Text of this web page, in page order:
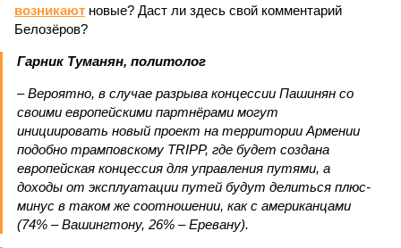
возникают новые? Даст ли здесь свой комментарий
Белозёров?
Гарник Туманян, политолог
– Вероятно, в случае разрыва концессии Пашинян со
своими европейскими партнёрами могут
инициировать новый проект на территории Армении
подобно трамповскому TRIPP, где будет создана
европейская концессия для управления путями, а
доходы от эксплуатации путей будут делиться плюс-
минус в таком же соотношении, как с американцами
(74% – Вашингтону, 26% – Еревану).